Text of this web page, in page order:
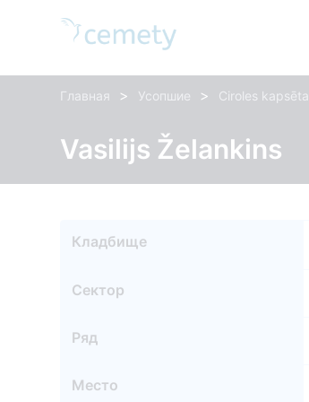
Главная > Усопшие > Ciroles kapsēta
Vasilijs Želankins
Кладбище
Сектор
Ряд
Место